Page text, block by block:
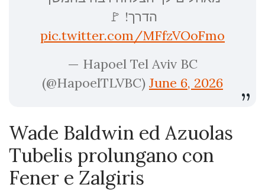
הדרך! 🚩
pic.twitter.com/MFfzVOoFmo
— Hapoel Tel Aviv BC
(@HapoelTLVBC) June 6, 2026
Wade Baldwin ed Azuolas
Tubelis prolungano con
Fener e Zalgiris